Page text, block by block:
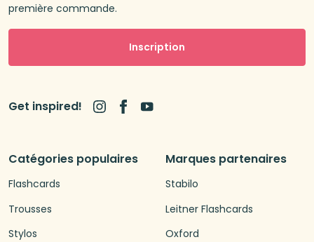
Catégories populaires
Flashcards
Trousses
Stylos
Marques partenaires
Stabilo
Leitner Flashcards
Oxford
première commande.
Inscription
Get inspired!